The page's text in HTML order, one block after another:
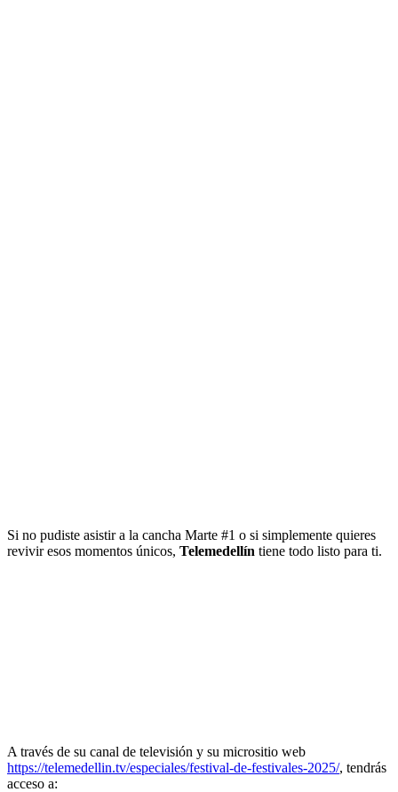
Si no pudiste asistir a la cancha Marte #1 o si simplemente quieres
revivir esos momentos únicos, Telemedellín tiene todo listo para ti.
A través de su canal de televisión y su micrositio web
https://telemedellin.tv/especiales/festival-de-festivales-2025/, tendrás
acceso a: